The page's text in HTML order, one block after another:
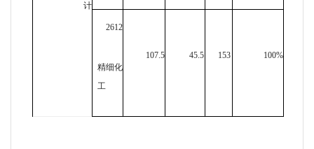
计
2612
精细化
工
107.5 45.5 153 100%